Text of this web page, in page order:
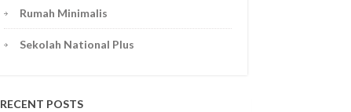
Rumah Minimalis
Sekolah National Plus
RECENT POSTS